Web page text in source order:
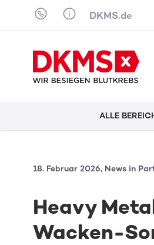
Skip to content
DKMS.de
ALLE
18. Februar 2026, News in
Heavy
Wacken-